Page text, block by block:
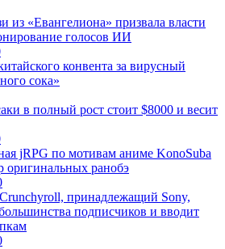
из «Евангелиона» призвала власти
голосов ИИ
конвента за вирусный
сока»
в полный рост стоит $8000 и весит
jRPG по мотивам аниме KonoSuba
оригинальных ранобэ
принадлежащий Sony,
подписчиков и вводит